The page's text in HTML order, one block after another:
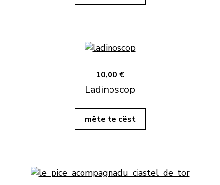
10,00 €
Ladinoscop
mëte te cëst